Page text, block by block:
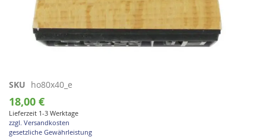
Zum
Anfang
der
Bildgalerie
springen
SKU ho80x40_e
18,00 €
Lieferzeit 1-3 Werktage
zzgl. Versandkosten
gesetzliche Gewährleistung